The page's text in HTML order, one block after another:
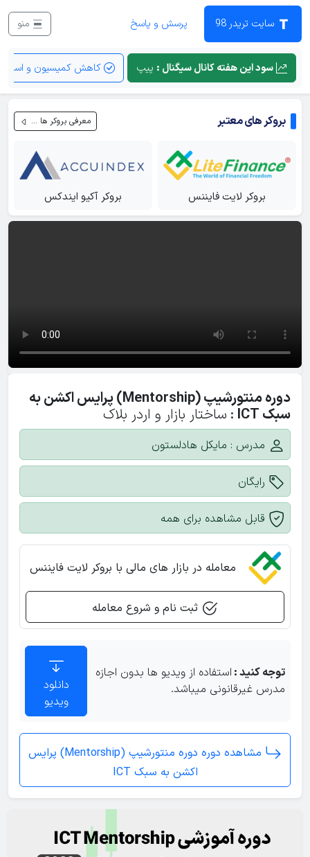
سایت تریدر 98 پرسش و پاسخ
سود این هفته کانال سیگنال : پیپ کاهش کمیسیون و اسپرد
بروکر های معتبر معرفی بروکر ها ...
بروکر لایت فایننس بروکر آکیو ایندکس
دوره منتورشیپ (Mentorship) پرایس اکشن به
سبک ICT
: ساختار بازار و اردر بلاک
مدرس : مایکل هادلستون
رایگان
قابل مشاهده برای همه
معامله در بازار های مالی با بروکر لایت فایننس
ثبت نام و شروع معامله
توجه کنید : استفاده از ویدیو ها بدون اجازه
مدرس غیرقانونی میباشد.
دانلود
ویدیو
مشاهده دوره دوره منتورشیپ (Mentorship) پرایس
اکشن به سبک ICT
اعمال جریان سفارشات سازمانی در بازار فارکس
فصل دوره مربیگری ۲۰۲۲ ویدیوی 9
قدرت سه‌گانه و فرصت‌های سشن بعدازظهر نیویورک
فصل دوره مربیگری ۲۰۲۲ ویدیوی 10
اجرای رویداد‌های تقویم اقتصادی همراه اوپن
بزرگ
مطالعه ساختار بازار پیشرفته (۱)
فصل دوره مربیگری ۲۰۲۲ ویدیوی 13
مطالعه ساختار بازار پیشرفته (۲)
فصل دوره مربیگری ۲۰۲۲
مثال لایو (۱)
مثال لایو (۲)
فصل دوره مربیگری ۲۰۲۲ ویدیوی 16
ستاپ های چند گانه در تریدینگ سشن ها